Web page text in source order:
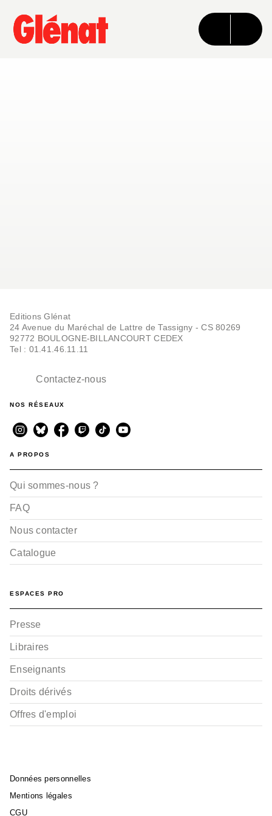
MENU RECHERCHE CONTENU
PIED DE PAGE
Editions Glénat
24 Avenue du Maréchal de Lattre de Tassigny - CS 80269
92772 BOULOGNE-BILLANCOURT CEDEX
Tel : 01.41.46.11.11
Contactez-nous
NOS RÉSEAUX
A PROPOS
Qui sommes-nous ?
FAQ
Nous contacter
Catalogue
ESPACES PRO
Presse
Libraires
Enseignants
Droits dérivés
Offres d'emploi
Données personnelles
Mentions légales
CGU